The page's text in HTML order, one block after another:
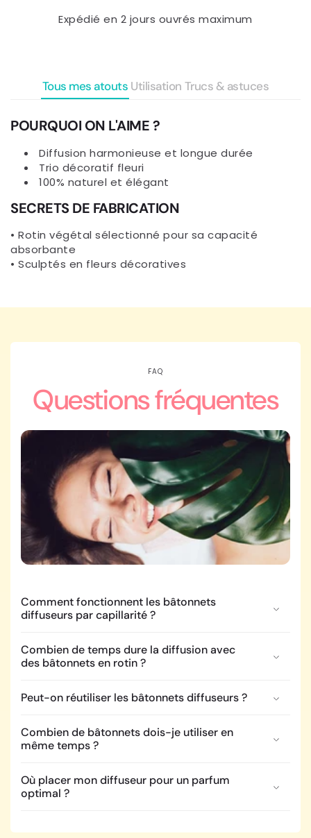
paiementExpédié en 2 jours ouvrés maximum
Tous mes atouts Utilisation Trucs & astuces
POURQUOI ON L'AIME ?
Diffusion harmonieuse et longue durée
Trio décoratif fleuri
100% naturel et élégant
SECRETS DE FABRICATION
• Rotin végétal sélectionné pour sa capacité
absorbante
• Sculptés en fleurs décoratives
FAQ
Questions fréquentes
Comment fonctionnent les bâtonnets
diffuseurs par capillarité ?
Combien de temps dure la diffusion avec
des bâtonnets en rotin ?
Peut-on réutiliser les bâtonnets diffuseurs ?
Combien de bâtonnets dois-je utiliser en
même temps ?
Où placer mon diffuseur pour un parfum
optimal ?